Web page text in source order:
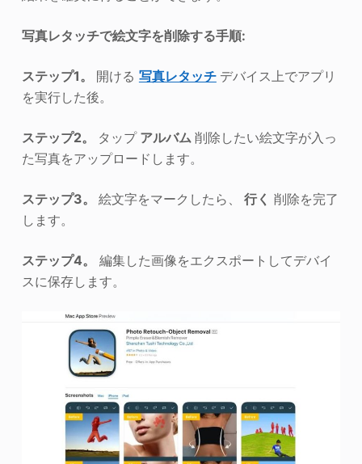
写真レタッチで絵文字を削除する手順:
ステップ1。 開ける 写真レタッチ デバイス上でアプリ
を実行した後。
ステップ2。 タップアルバム 削除したい絵文字が入っ
た写真をアップロードします。
ステップ3。 絵文字をマークしたら、 行く 削除を完了
します。
ステップ4。
編集した画像をエクスポートしてデバイ
スに保存します。